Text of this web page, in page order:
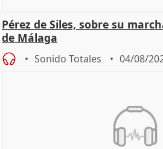
Pérez de Siles, sobre su
de Málaga
Sonido Totales 04/08/